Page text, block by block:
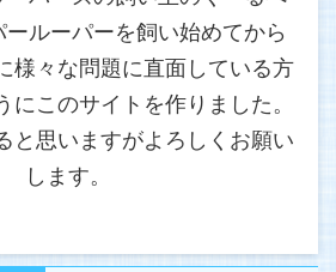
ルーパーを飼い始めてから
様々な問題に直面している方
にこのサイトを作りました。
と思いますがよろしくお願い
します。